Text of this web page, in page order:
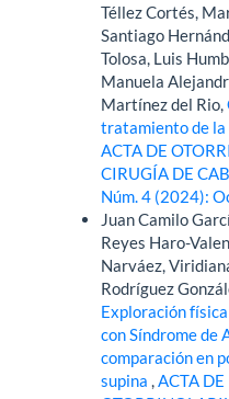
Téllez Cortés,
Santiago
Tolosa, Luis
Manuela
Martínez del Rio,
tratamiento de
ACTA DE
CIRUGÍA DE
Núm. 4 (2024):
Juan Camilo
Reyes Haro-
Narváez,
Rodríguez
Exploración
con Síndrome de
comparación en
supina,ACTA DE